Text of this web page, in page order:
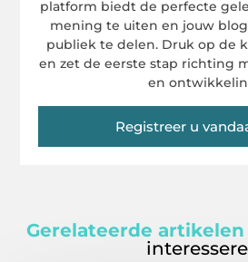
platform biedt de perfecte
mening te uiten en jouw
publiek te delen. Druk op de
en zet de eerste stap richting
en
Registreer u
Gerelateerde artikelen